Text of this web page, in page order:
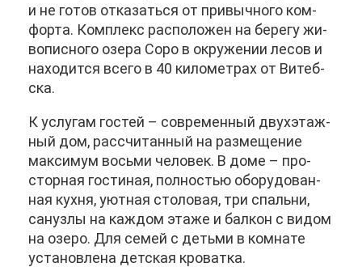
и не го­тов от­ка­зать­ся от при­выч­но­го ком­
фор­та. Ком­плекс рас­по­ло­жен на бе­ре­гу жи­
во­пис­но­го озе­ра Со­ро в окру­же­нии ле­сов и
на­хо­дит­ся все­го в 40 ки­ло­мет­рах от Ви­теб­
ска.
К услу­гам го­стей – со­вре­мен­ный двух­этаж­
ный дом, рас­счи­тан­ный на раз­ме­ще­ние
мак­си­мум вось­ми че­ло­век. В до­ме – про­
стор­ная го­сти­ная, пол­но­стью обо­ру­до­ван­
ная кух­ня, уют­ная сто­ло­вая, три спаль­ни,
сан­уз­лы на каж­дом эта­же и бал­кон с ви­дом
на озе­ро. Для се­мей с детьми в ком­на­те
уста­нов­ле­на дет­ская кро­ват­ка.